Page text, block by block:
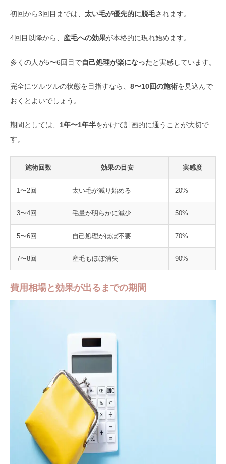
初回から3回目までは、 太い毛が優先的に脱毛されます。
4回目以降から、 産毛への効果が本格的に現れ始めます。
多くの人が5〜6回目で自己処理が楽になったと実感しています。
完全にツルツルの状態を目指すなら、 8〜10回の施術を見込んで
おくとよいでしょう。
期間としては、 1年〜1年半をかけて計画的に通うことが大切で
す。
施術回数 効果の目安 実感度
1〜2回 太い毛が減り始める 20%
3〜4回 毛量が明らかに減少 50%
5〜6回 自己処理がほぼ不要 70%
7〜8回 産毛もほぼ消失 90%
費用相場と効果が出るまでの期間